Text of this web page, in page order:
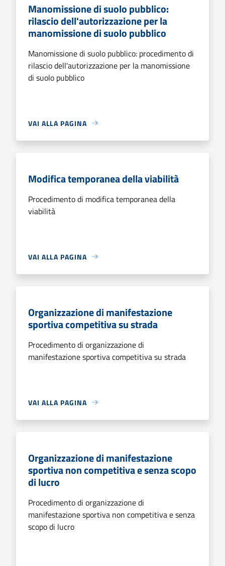
Manomissione di suolo pubblico:
rilascio dell'autorizzazione per la
manomissione di suolo pubblico
Manomissione di suolo pubblico: procedimento di
rilascio dell'autorizzazione per la manomissione
di suolo pubblico
VAI ALLA PAGINA
Modifica temporanea della viabilità
Procedimento di modifica temporanea della
viabilità
VAI ALLA PAGINA
Organizzazione di manifestazione
sportiva competitiva su strada
Procedimento di organizzazione di
manifestazione sportiva competitiva su strada
VAI ALLA PAGINA
Organizzazione di manifestazione
sportiva non competitiva e senza scopo
di lucro
Procedimento di organizzazione di
manifestazione sportiva non competitiva e senza
scopo di lucro